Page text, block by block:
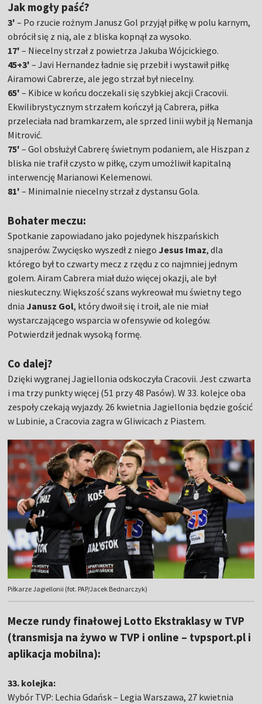
Jak mogły paść?
3' – Po rzucie rożnym Janusz Gol przyjął piłkę w polu karnym,
obrócił się z nią, ale z bliska kopnął za wysoko.
17' – Niecelny strzał z powietrza Jakuba Wójcickiego.
45+3'– Javi Hernandez ładnie się przebił i wystawił piłkę
Airamowi Cabrerze, ale jego strzał był niecelny.
65'– Kibice w końcu doczekali się szybkiej akcji Cracovii.
Ekwilibrystycznym strzałem kończył ją Cabrera, piłka
przeleciała nad bramkarzem, ale sprzed linii wybił ją Nemanja
Mitrović.
75'– Gol obsłużył Cabrerę świetnym podaniem, ale Hiszpan z
bliska nie trafił czysto w piłkę, czym umożliwił kapitalną
interwencję Marianowi Kelemenowi.
81'– Minimalnie niecelny strzał z dystansu Gola.
Bohater meczu:
Spotkanie zapowiadano jako pojedynek hiszpańskich
snajperów. Zwycięsko wyszedł z niego Jesus Imaz, dla
którego był to czwarty mecz z rzędu z co najmniej jednym
golem. Airam Cabrera miał dużo więcej okazji, ale był
nieskuteczny. Większość szans wykreował mu świetny tego
dnia Janusz Gol, który dwoił się i troił, ale nie miał
wystarczającego wsparcia w ofensywie od kolegów.
Potwierdził jednak wysoką formę.
Co dalej?
Dzięki wygranej Jagiellonia odskoczyła Cracovii. Jest czwarta
i ma trzy punkty więcej (51 przy 48 Pasów). W 33. kolejce oba
zespoły czekają wyjazdy. 26 kwietnia Jagiellonia będzie gościć
w Lubinie, a Cracovia zagra w Gliwicach z Piastem.
Piłkarze Jagiellonii (fot. PAP/Jacek Bednarczyk)
Mecze rundy finałowej Lotto Ekstraklasy w TVP
(transmisja na żywo w TVP i online – tvpsport.pl i
aplikacja mobilna):
33. kolejka:
Wybór TVP: Lechia Gdańsk – Legia Warszawa, 27 kwietnia